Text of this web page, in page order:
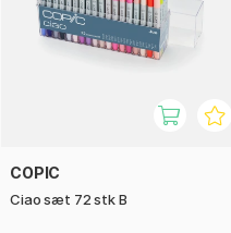
COPIC
Ciao sæt 72 stk B